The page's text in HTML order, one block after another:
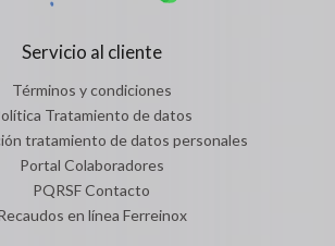
Servicio al cliente
Términos y condiciones
Tratamiento de datos
tratamiento de datos personales
Portal Colaboradores
PQRSF Contacto
en línea Ferreinox